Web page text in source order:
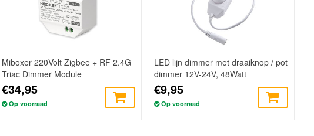
Miboxer 220Volt Zigbee + RF 2.4G
Triac Dimmer Module
€34,95
Op voorraad
LED lijn dimmer met draaiknop / pot
dimmer 12V-24V, 48Watt
€9,95
Op voorraad